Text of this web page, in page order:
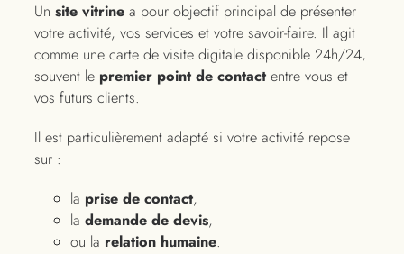
Un site vitrine a pour objectif principal de présenter
votre activité, vos services et votre savoir-faire. Il agit
comme une carte de visite digitale disponible 24h/24,
souvent le premier point de contact entre vous et
vos futurs clients.
Il est particulièrement adapté si votre activité repose
sur :
la prise de contact,
la demande de devis,
ou la relation humaine.